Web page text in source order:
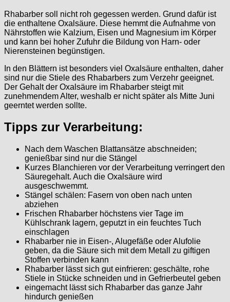
Rhabarber soll nicht roh gegessen werden. Grund dafür ist
die enthaltene Oxalsäure. Diese hemmt die Aufnahme von
Nährstoffen wie Kalzium, Eisen und Magnesium im Körper
und kann bei hoher Zufuhr die Bildung von Harn- oder
Nierensteinen begünstigen.
In den Blättern ist besonders viel Oxalsäure enthalten, daher
sind nur die Stiele des Rhabarbers zum Verzehr geeignet.
Der Gehalt der Oxalsäure im Rhabarber steigt mit
zunehmendem Alter, weshalb er nicht später als Mitte Juni
geerntet werden sollte.
Tipps zur Verarbeitung:
Nach dem Waschen Blattansätze abschneiden;
genießbar sind nur die Stängel
Kurzes Blanchieren vor der Verarbeitung verringert den
Säuregehalt. Auch die Oxalsäure wird
ausgeschwemmt.
Stängel schälen: Fasern von oben nach unten
abziehen
Frischen Rhabarber höchstens vier Tage im
Kühlschrank lagern, geputzt in ein feuchtes Tuch
einschlagen
Rhabarber nie in Eisen-, Alugefäße oder Alufolie
geben, da die Säure sich mit dem Metall zu giftigen
Stoffen verbinden kann
Rhabarber lässt sich gut einfrieren: geschälte, rohe
Stiele in Stücke schneiden und in Gefrierbeutel geben
eingemacht lässt sich Rhabarber das ganze Jahr
hindurch genießen